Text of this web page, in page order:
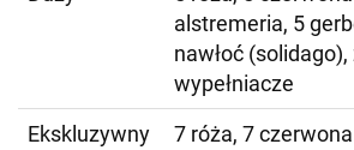
alstremeria, 5
nawłoć
wypełniacze
Ekskluzywny
7 róża, 7